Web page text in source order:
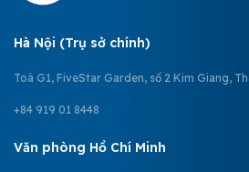
Hà Nội (Trụ sở chính)
Toà G1, FiveStar Garden, số 2 Kim Giang,
+84 919 01 8448
Văn phòng Hồ Chí Minh